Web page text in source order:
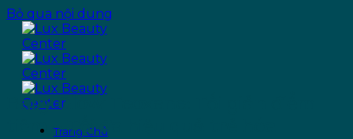
Bỏ qua nội dung
Trang Chủ
Baby Glow Teoxane: Tối giản điểm
tiêm – Tối đa hiệu quả trẻ hóa